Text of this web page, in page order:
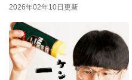
2026年02年10日更新